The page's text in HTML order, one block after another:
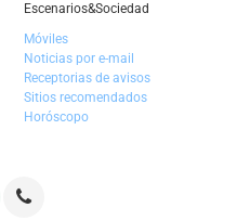
Escenarios&Sociedad
Móviles
Noticias por e-mail
Receptorias de avisos
Sitios recomendados
Horóscopo